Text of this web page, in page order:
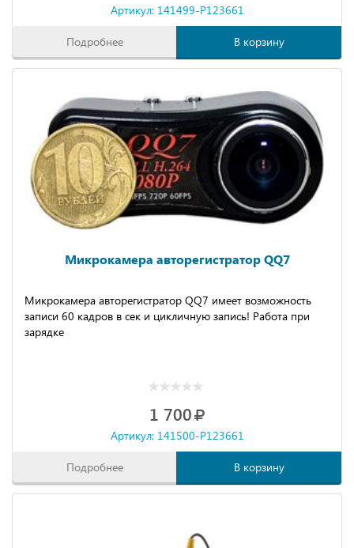
Артикул: 141499-P123661
Подробнее В корзину
Микрокамера авторегистратор QQ7
Микрокамера авторегистратор QQ7 имеет возможность
записи 60 кадров в сек и цикличную запись! Работа при
зарядке
1 700
Артикул: 141500-P123661
Подробнее В корзину